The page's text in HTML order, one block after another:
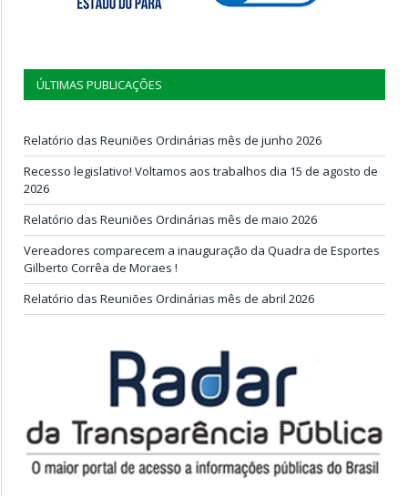
ÚLTIMAS PUBLICAÇÕES
Relatório das Reuniões Ordinárias mês de junho 2026
Recesso legislativo! Voltamos aos trabalhos dia 15 de agosto de
2026
Relatório das Reuniões Ordinárias mês de maio 2026
Vereadores comparecem a inauguração da Quadra de Esportes
Gilberto Corrêa de Moraes !
Relatório das Reuniões Ordinárias mês de abril 2026